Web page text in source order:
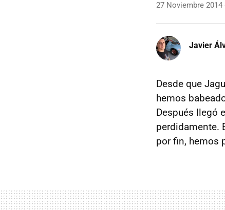
27 Noviembre 2014
Javier
Desde que
hemos
Después llegó
perdidamente.
por fin, hemos